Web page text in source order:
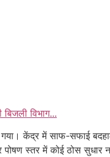
विभाग...
केंद्र में साफ-सफाई
स्तर में कोई ठोस सुधार